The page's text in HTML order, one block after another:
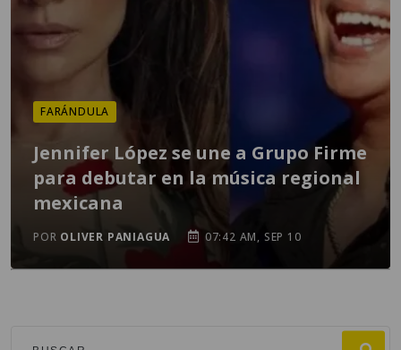
FARÁNDULA
Jennifer López se une a Grupo Firme
para debutar en la música regional
mexicana
POR OLIVER PANIAGUA 07:42 AM, SEP 10